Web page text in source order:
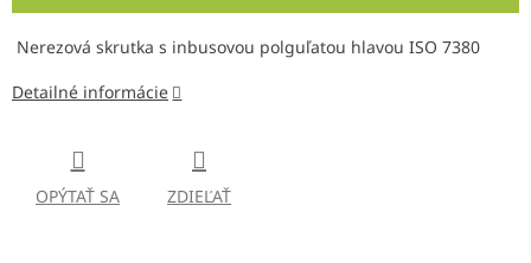
Nerezová skrutka s inbusovou polguľatou hlavou ISO 7380
Detailné informácie
OPÝTAŤ SA ZDIEĽAŤ